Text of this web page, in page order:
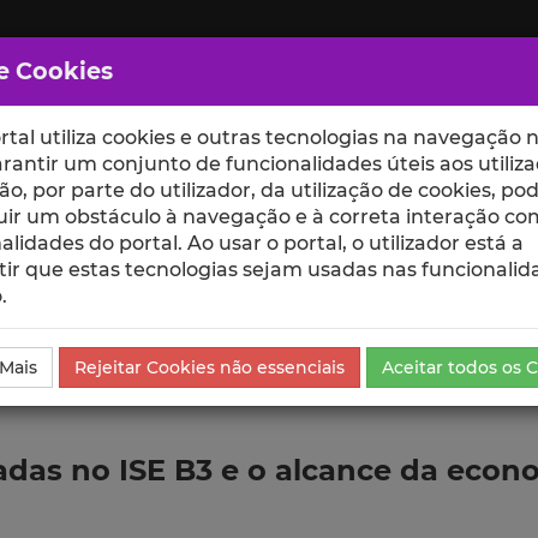
ESCOLAS UNIDADES
Comunicação
no ISE B3 e o alcance da
Cookies
utiliza cookies e outras tecnologias na navegação
um conjunto de funcionalidades úteis aos
por parte do utilizador, da utilização de cookies,
um obstáculo à navegação e à correta interação
do portal. Ao usar o portal, o utilizador está a
que estas tecnologias sejam usadas nas
Rejeitar Cookies não essenciais Aceitar todos os